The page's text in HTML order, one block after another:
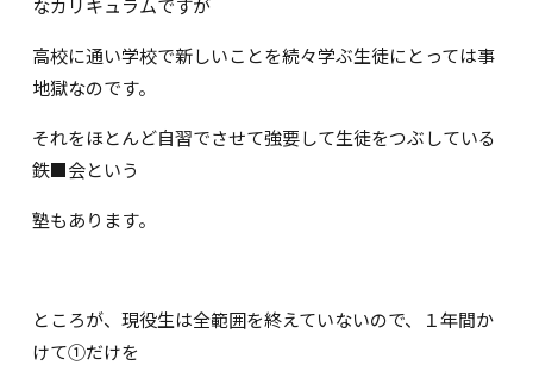
なカリキュラムですが
高校に通い学校で新しいことを続々学ぶ生徒にとっては事
地獄なのです。
それをほとんど自習でさせて強要して生徒をつぶしている
鉄■会という
塾もあります。
ところが、現役生は全範囲を終えていないので、１年間か
けて①だけを